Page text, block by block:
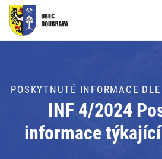
OBECNÍ ÚŘAD
PRO OBČANY
Formuláře ke
POSKYTNUTÉ INFORMACE
INF 4/2024
informace